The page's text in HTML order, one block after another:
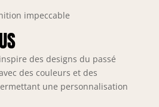
autonivelant est
mini trépied, d'une
base de levage et
3/8'', ce qui élargit
±0,3mm/m,
des retouches
coûteuses
【Contenu de
l’Emballage et
impeccable
des designs du passé
des couleurs et des
une personnalisation